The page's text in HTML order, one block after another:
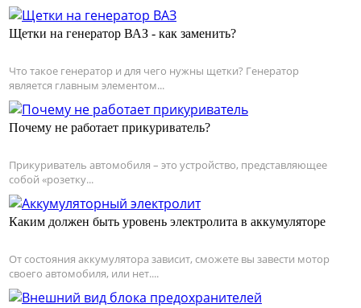
Щетки на генератор ВАЗ - как заменить?
Что такое генератор и для чего нужны щетки? Генератор
является главным элементом...
Почему не работает прикуриватель?
Прикуриватель автомобиля – это устройство, представляющее
собой «розетку...
Каким должен быть уровень электролита в аккумуляторе
От состояния аккумулятора зависит, сможете вы завести мотор
своего автомобиля, или нет....